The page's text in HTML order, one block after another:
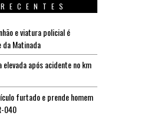
e viatura policial é
Matinada
após acidente no km
furtado e prende homem
040